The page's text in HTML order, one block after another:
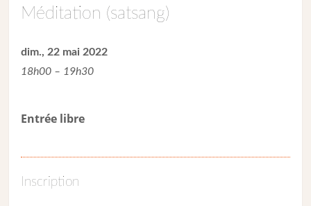
Méditation (satsang)
dim., 22 mai 2022
18h00 – 19h30
Entrée libre
Inscription